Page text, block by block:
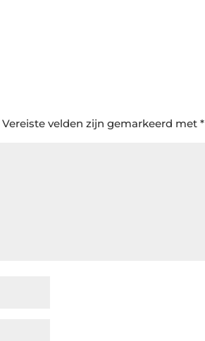
Vereiste velden zijn gemarkeerd met*